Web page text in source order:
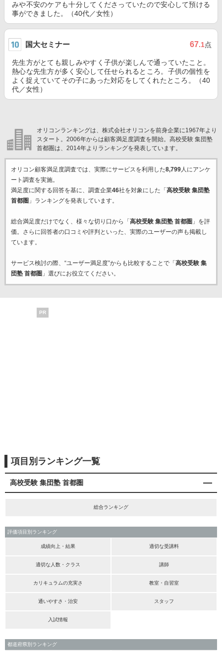
みや不安のケアも十分してくださっていたので安心して預ける
事ができました。（40代／女性）
国大セミナー 67.1点
先生方がとても親しみやすく子供が楽しんで通っていたこと。
熱心な先生方が多く安心して任せられるところ。子供の個性を
よく捉えていてその子にあった対応をしてくれたところ。（40
代／女性）
オリコンランキングは、株式会社オリコンを前身企業に1967年より
スタート。2006年からは顧客満足度調査を開始。高校受験 集団塾
首都圏は、2014年よりランキングを発表しています。
オリコン顧客満足度調査では、実際にサービスを利用した8,799人にアンケ
ート調査を実施。
満足度に関する回答を基に、調査企業46社を対象にした「 高校受験 集団塾
首都圏 」ランキングを発表しています。
総合満足度だけでなく、様々な切り口から「 高校受験 集団塾 首都圏 」を評
価。さらに回答者の口コミや評判といった、実際のユーザーの声も掲載し
ています。
サービス検討の際、“ユーザー満足度”からも比較することで「 高校受験 集
団塾 首都圏 」選びにお役立てください。
PR
項目別ランキング一覧
高校受験 集団塾 首都圏
総合ランキング
評価項目別ランキング
成績向上・結果 適切な受講料
適切な人数・クラス 講師
カリキュラムの充実さ 教室・自習室
通いやすさ・治安 スタッフ
入試情報
都道府県別ランキング